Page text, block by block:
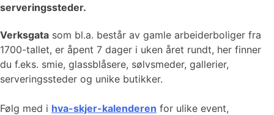
serveringssteder.
Verksgata som bl.a. består av gamle arbeiderboliger fra
1700-tallet, er åpent 7 dager i uken året rundt, her finner
du f.eks. smie, glassblåsere, sølvsmeder, gallerier,
serveringssteder og unike butikker.
Følg med i hva-skjer-kalenderen for ulike event,